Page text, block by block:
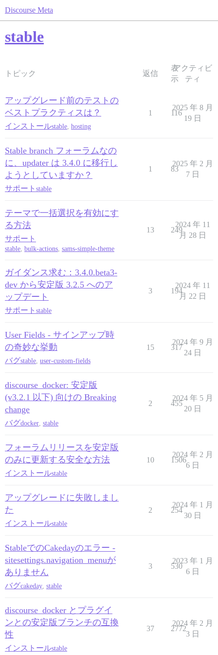
Discourse Meta
stable
トピック 返信
表
示
アクティビ
ティ
アップグレード前のテストの
ベストプラクティスは？
インストールstable hosting
1 116
2025 年 8 月
19 日
Stable branch フォーラムなの
に、updater は 3.4.0 に移行し
ようとしていますか？
サポート stable
1 83
2025 年 2 月
7 日
テーマで一括選択を有効にす
る方法
サポート
stable, bulk-actions, sams-simple-theme
13 249
2024 年 11
月 28 日
ガイダンス求む：3.4.0.beta3-
dev から安定版 3.2.5 へのア
ップデート
サポート stable
3 194
2024 年 11
月 22 日
User Fields - サインアップ時
の奇妙な挙動
バグstable user-custom-fields
15 317
2024 年 9 月
24 日
discourse_docker: 安定版
(v3.2.1 以下) 向けの Breaking
change
バグdocker stable
2 455
2024 年 5 月
20 日
フォーラムリリースを安定版
のみに更新する安全な方法
インストールstable
10 1506
2024 年 2 月
6 日
アップグレードに失敗しまし
た
インストールstable
2 254
2024 年 1 月
30 日
StableでのCakedayのエラー -
sitesettings.navigation_menuが
ありません
バグcakeday stable
3 530
2023 年 1 月
6 日
discourse_docker とプラグイ
ンとの安定版ブランチの互換
性
インストールstable
37 2772
2024 年 2 月
3 日